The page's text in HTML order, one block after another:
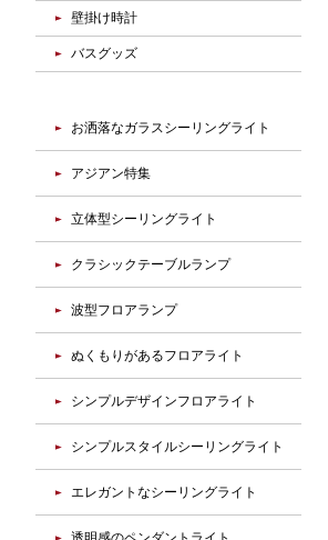
壁掛け時計
バスグッズ
お洒落なガラスシーリングライト
アジアン特集
立体型シーリングライト
クラシックテーブルランプ
波型フロアランプ
ぬくもりがあるフロアライト
シンプルデザインフロアライト
シンプルスタイルシーリングライト
エレガントなシーリングライト